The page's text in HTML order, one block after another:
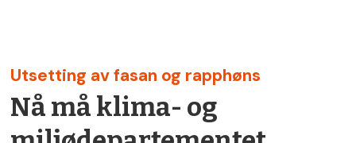
Utsetting av fasan og rapphøns
Nå må klima- og